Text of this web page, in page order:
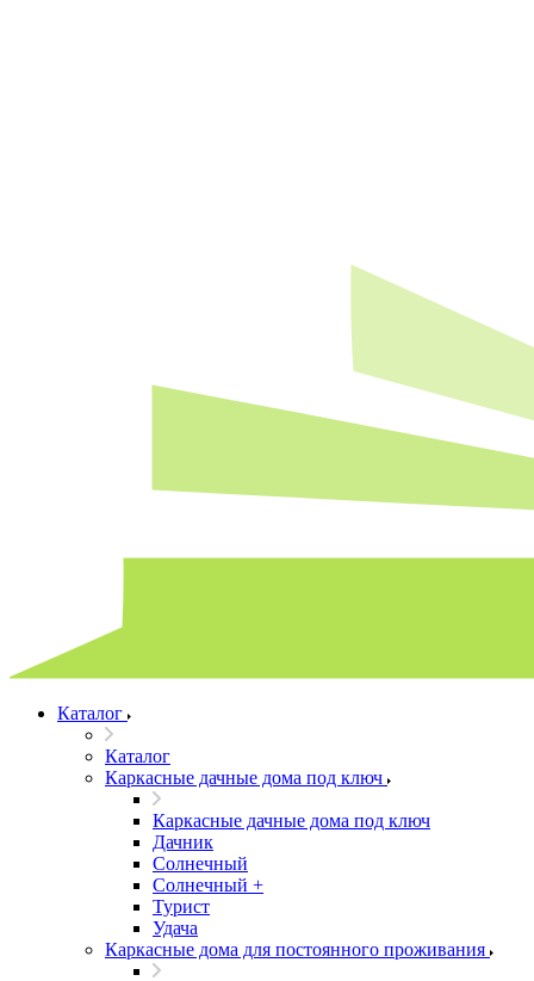
Каталог
Каталог
Каркасные дачные дома под ключ
Каркасные дачные дома под ключ
Дачник
Солнечный
Солнечный +
Турист
Удача
Каркасные дома для постоянного проживания